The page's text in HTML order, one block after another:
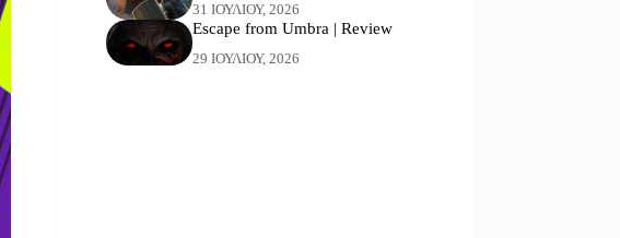
31 ΙΟΥΛΊΟΥ, 2026
Escape from Umbra | Review
29 ΙΟΥΛΊΟΥ, 2026